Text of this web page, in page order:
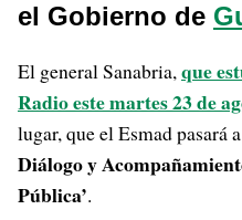
el Gobierno de
El general Sanabria,que
Radio este martes 23 de
lugar, que el Esmad pasará
Diálogo y
Pública’.